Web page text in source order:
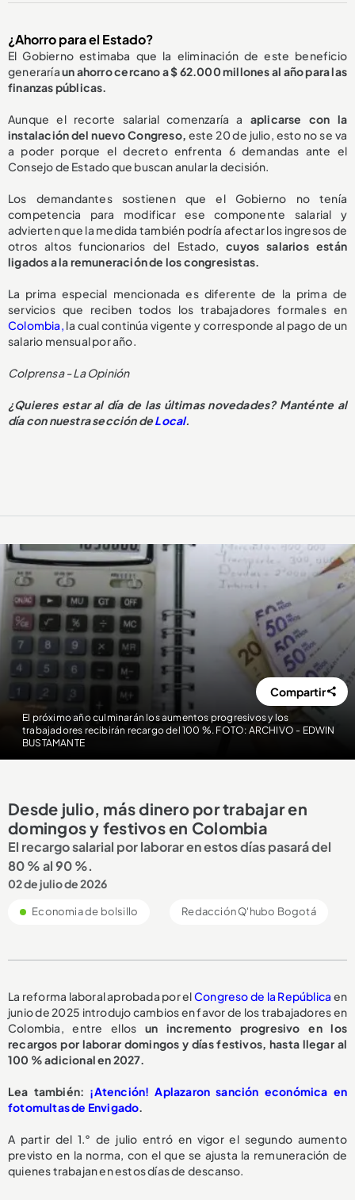
¿Ahorro para el Estado?
El Gobierno estimaba que la eliminación de este beneficio
generaríaun ahorro cercano a $ 62.000 millones al año para las
finanzas públicas.
Aunque el recorte salarial comenzaría a aplicarse con la
instalación del nuevo Congreso, este 20 de julio, esto no se va
a poder porque el decreto enfrenta 6 demandas ante el
Consejo de Estado que buscan anular la decisión.
Los demandantes sostienen que el Gobierno no tenía
competencia para modificar ese componente salarial y
advierten que la medida también podría afectar los ingresos de
otros altos funcionarios del Estado,cuyos salarios están
ligados a la remuneración de los congresistas.
La prima especial mencionada es diferente de la prima de
servicios que reciben todos los trabajadores formales en
Colombia, la cual continúa vigente y corresponde al pago de un
salario mensual por año.
Colprensa - La Opinión
¿Quieres estar al día de las últimas novedades? Manténte al
día con nuestra sección deLocal.
El próximo año culminarán los aumentos progresivos y los
trabajadores recibirán recargo del 100 %. FOTO: ARCHIVO - EDWIN
BUSTAMANTE
Compartir
Desde julio, más dinero por trabajar en
domingos y festivos en Colombia
El recargo salarial por laborar en estos días pasará del
80 % al 90 %.
02 de julio de 2026
Economia de bolsillo Redacción Q'hubo Bogotá
La reforma laboral aprobada por elCongreso de la República en
junio de 2025 introdujo cambios en favor de los trabajadores en
Colombia, entre ellos un incremento progresivo en los
recargos por laborar domingos y días festivos, hasta llegar al
100 % adicional en 2027.
Lea también: ¡Atención! Aplazaron sanción económica en
fotomultas de Envigado.
A partir del 1.° de julio entró en vigor el segundo aumento
previsto en la norma, con el que se ajusta la remuneración de
quienes trabajan en estos días de descanso.